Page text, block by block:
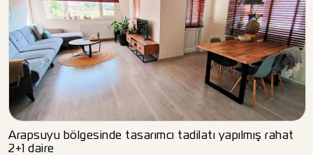
Arapsuyu bölgesinde tasarımcı tadilatı yapılmış rahat
2+1 daire